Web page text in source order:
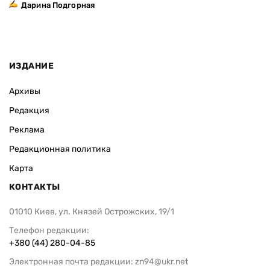
Дарина Подгорная
ИЗДАНИЕ
Архивы
Редакция
Реклама
Редакционная политика
Карта
КОНТАКТЫ
01010 Киев, ул. Князей Острожских, 19/1
Телефон редакции:
+380 (44) 280-04-85
Электронная почта редакции: zn94@ukr.net